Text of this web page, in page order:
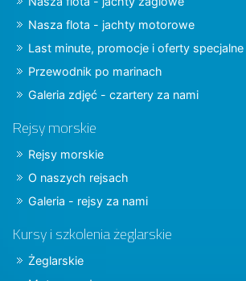
Nasza flota - jachty motorowe
Last minute, promocje i oferty specjalne
Przewodnik po marinach
Galeria zdjęć - czartery za nami
Rejsy morskie
Rejsy morskie
O naszych rejsach
Galeria - rejsy za nami
Kursy i szkolenia żeglarskie
Żeglarskie